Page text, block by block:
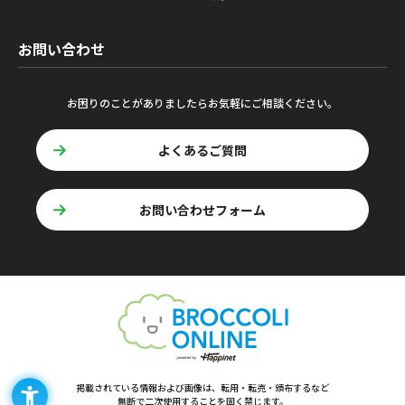
お問い合わせ
お困りのことがありましたらお気軽にご相談ください。
よくあるご質問
お問い合わせフォーム
掲載されている情報および画像は、転用・転売・頒布するなど
無断で二次使用することを固く禁じます。